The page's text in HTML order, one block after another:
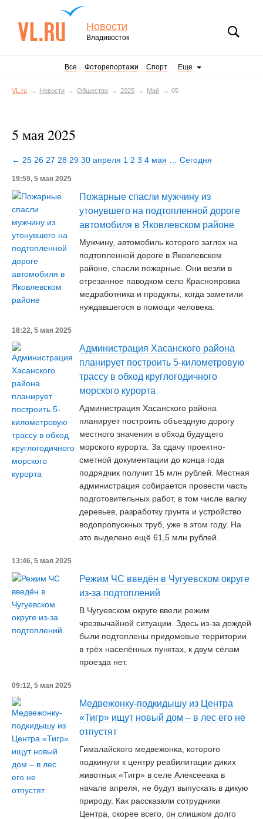
Новости
Владивосток
Все Фоторепортажи Спорт Еще
VL.ru Новости Общество 2025 Май 05
5 мая 2025
← 25 26 27 28 29 30 апреля 1 2 3 4 мая Сегодня
19:59, 5 мая 2025
Пожарные спасли мужчину из
утонувшего на подтопленной дороге
автомобиля в Яковлевском районе
Мужчину, автомобиль которого заглох на
подтопленной дороге в Яковлевском
районе, спасли пожарные. Они везли в
отрезанное паводком село Краснояровка
медработника и продукты, когда заметили
нуждавшегося в помощи человека.
18:22, 5 мая 2025
Администрация Хасанского района
планирует построить 5-километровую
трассу в обход круглогодичного
морского курорта
Администрация Хасанского района
планирует построить объездную дорогу
местного значения в обход будущего
морского курорта. За сдачу проектно-
сметной документации до конца года
подрядчик получит 15 млн рублей. Местная
администрация собирается провести часть
подготовительных работ, в том числе валку
деревьев, разработку грунта и устройство
водопропускных труб, уже в этом году. На
это выделено ещё 61,5 млн рублей.
13:46, 5 мая 2025
Режим ЧС введён в Чугуевском округе
из-за подтоплений
В Чугуевском округе ввели режим
чрезвычайной ситуации. Здесь из-за дождей
были подтоплены придомовые территории
в трёх населённых пунктах, к двум сёлам
проезда нет.
09:12, 5 мая 2025
Медвежонку-подкидышу из Центра
«Тигр» ищут новый дом – в лес его не
отпустят
Гималайского медвежонка, которого
подкинули к центру реабилитации диких
животных «Тигр» в селе Алексеевка в
начале апреля, не будут выпускать в дикую
природу. Как рассказали сотрудники
Центра, скорее всего, он слишком долго